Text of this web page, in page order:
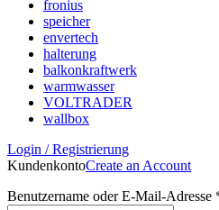
fronius
speicher
envertech
halterung
balkonkraftwerk
warmwasser
VOLTRADER
wallbox
Login / Registrierung
KundenkontoCreate an Account
Benutzername oder E-Mail-Adresse